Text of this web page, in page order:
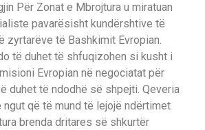
Për Zonat e Mbrojtura u miratuan
pavarësisht kundërshtive të
zyrtarëve të Bashkimit Evropian.
të duhet të shfuqizohen si kusht i
Evropian në negociatat për
duhet të ndodhë së shpejti. Qeveria
ngut që të mund të lejojë ndërtimet
brenda dritares së shkurtër